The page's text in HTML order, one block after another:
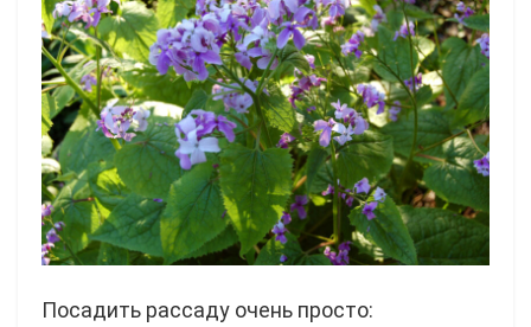
Посадить рассаду очень просто: